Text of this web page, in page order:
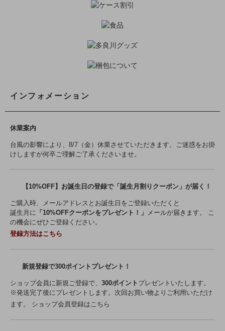
インフォメーション
休業案内
台風の影響により、8/7（金）休業させていただきます。ご迷惑をお掛
けしますが何卒ご理解ご了承くださいませ。
【10%OFF】お誕生日の登録で「誕生月割りクーポン」が届く！
ご購入時、メールアドレスとお誕生日をご登録いただくと
誕生月に 「10%OFFクーポンをプレゼント！」
メールが届きます。 こ
の機会にぜひご登録ください。
登録方法はこちら
新規登録で300ポイントプレゼント！
ショップ会員に新規ご登録で、 300ポイント プレゼントいたします。
※発送完了後にプレゼントします。次回お買い物よりご利用いただけ
ます。 ショップ会員登録はこちら